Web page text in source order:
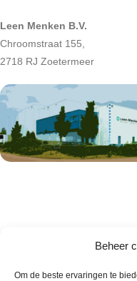
Beheer
Om de beste ervaringen te
Leen Menken B.V.
Chroomstraat 155,
2718 RJ Zoetermeer